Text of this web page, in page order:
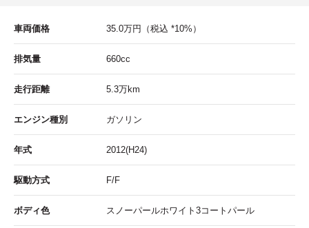
車両価格 35.0万円 （税込 *10%）
排気量 660cc
走行距離 5.3万km
エンジン種別 ガソリン
年式 2012(H24)
駆動方式 F/F
ボディ色 スノーパールホワイト3コートパール